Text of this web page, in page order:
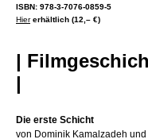
ISBN: 978-3-7076-0859-5
Hiererhältlich (12,– €)
|
|
Die erste Schicht
von Dominik Kamalzadeh